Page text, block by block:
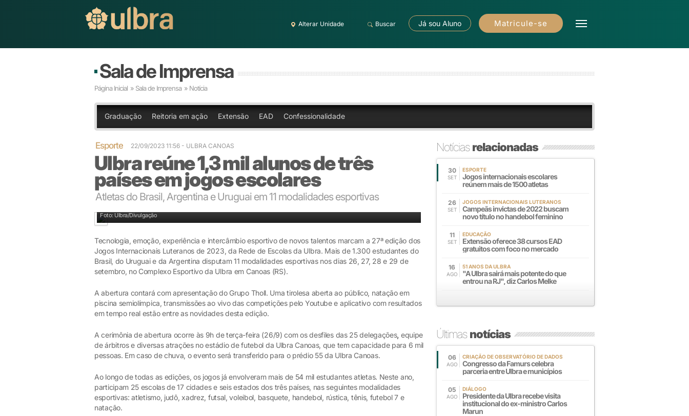
Alterar Unidade Buscar Já sou Aluno Matricule-se
Sala de Imprensa
Página Inicial » Sala de Imprensa » Notícia
Graduação Reitoria em ação Extensão EAD Confessionalidade
Esporte 22/09/2023 11:56 - ULBRA CANOAS
Ulbra reúne 1,3 mil alunos de três
países em jogos escolares
Atletas do Brasil, Argentina e Uruguai em 11 modalidades esportivas
Foto: Ulbra/Divulgação
Tecnologia, emoção, experiência e intercâmbio esportivo de novos talentos marcam a 27ª edição dos
Jogos Internacionais Luteranos de 2023, da Rede de Escolas da Ulbra. Mais de 1.300 estudantes do
Brasil, do Uruguai e da Argentina disputam 11 modalidades esportivas nos dias 26, 27, 28 e 29 de
setembro, no Complexo Esportivo da Ulbra em Canoas (RS).
A abertura contará com apresentação do Grupo Tholl. Uma tirolesa aberta ao público, natação em
piscina semiolímpica, transmissões ao vivo das competições pelo Youtube e aplicativo com resultados
em tempo real estão entre as novidades desta edição.
A cerimônia de abertura ocorre às 9h de terça-feira (26/9) com os desfiles das 25 delegações, equipe
de árbitros e diversas atrações no estádio de futebol da Ulbra Canoas, que tem capacidade para 6 mil
pessoas. Em caso de chuva, o evento será transferido para o prédio 55 da Ulbra Canoas.
Ao longo de todas as edições, os jogos já envolveram mais de 54 mil estudantes atletas. Neste ano,
participam 25 escolas de 17 cidades e seis estados dos três países, nas seguintes modalidades
esportivas: atletismo, judô, xadrez, futsal, voleibol, basquete, handebol, rústica, tênis, futebol 7 e
natação.
Notíciasrelacionadas
30
SET
ESPORTE
Jogos internacionais escolares
reúnem mais de 1500 atletas
26
SET
JOGOS INTERNACIONAIS LUTERANOS
Campeãs invictas de 2022 buscam
novo título no handebol feminino
11
SET
EDUCAÇÃO
Extensão oferece 38 cursos EAD
gratuitos com foco no mercado
16
AGO
51 ANOS DA ULBRA
"A Ulbra sairá mais potente do que
entrou na RJ", diz Carlos Melke
Últimasnotícias
06
AGO
CRIAÇÃO DE OBSERVATÓRIO DE DADOS
Congresso da Famurs celebra
parceria entre Ulbra e municípios
05
AGO
DIÁLOGO
Presidente da Ulbra recebe visita
institucional do ex-ministro Carlos
Marun